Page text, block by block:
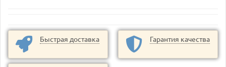
Быстрая доставка Гарантия качества